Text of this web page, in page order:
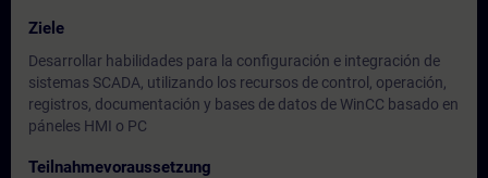
Ziele
Desarrollar habilidades para la configuración e integración de
sistemas SCADA, utilizando los recursos de control, operación,
registros, documentación y bases de datos de WinCC basado en
páneles HMI o PC
Teilnahmevoraussetzung